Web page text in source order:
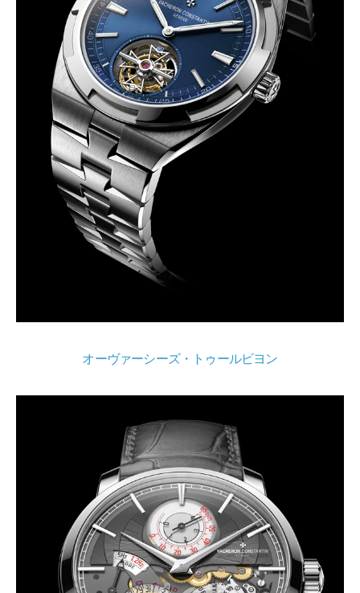
オーヴァーシーズ・トゥールビヨン